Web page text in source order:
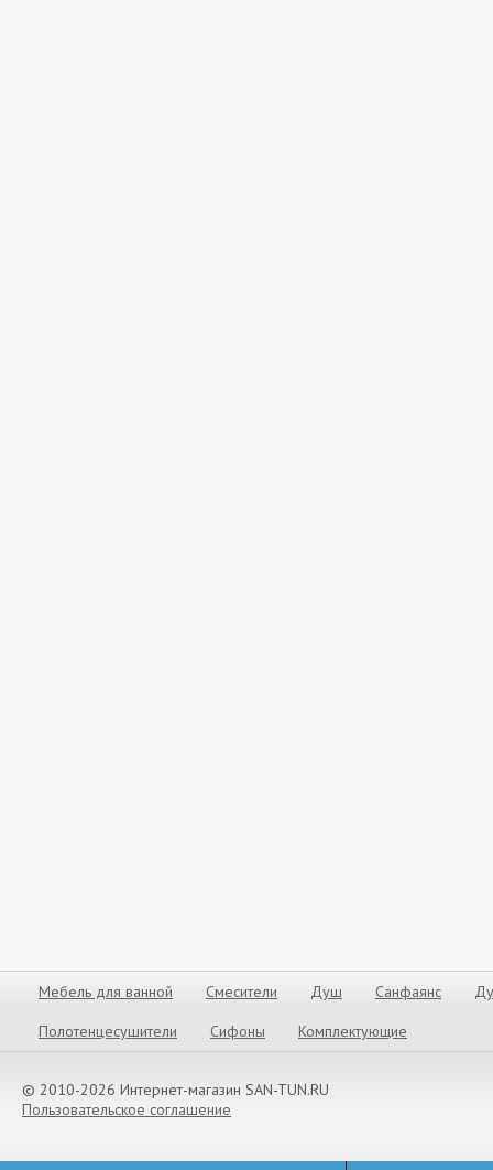
Мебель для ванной Смесители Душ Санфаянс
Полотенцесушители
Сифоны Комплектующие
© 2010-2026 Интернет-магазин SAN-TUN.RU
Пользовательское соглашение